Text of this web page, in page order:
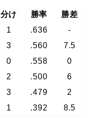
分け 勝率
勝差
1 .636
-
3 .560
7.5
0 .558
0
2 .500
6
3 .479
2
1 .392 8.5